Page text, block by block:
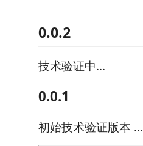
0.0.2
技术验证中...
0.0.1
初始技术验证版本 ...